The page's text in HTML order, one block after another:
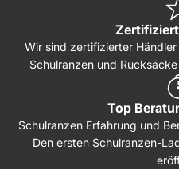
Wir sind zertifizierter
Schulranzen und
Top
Schulranzen Erfahrung und
Den ersten Schulranzen-